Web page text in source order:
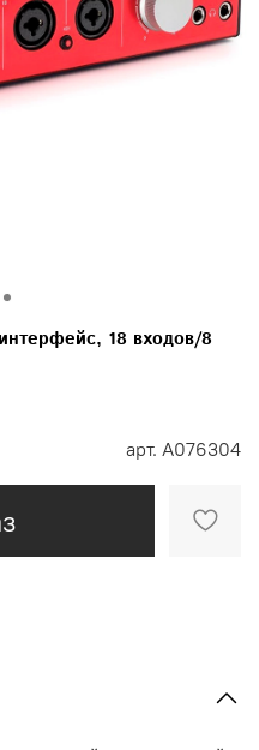
арт. A076304
18 входов/8